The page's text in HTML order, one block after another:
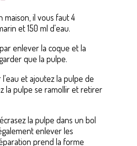
maison, il vous faut 4
et 150 ml d'eau.
enlever la coque et la
que la pulpe.
l'eau et ajoutez la pulpe de
la pulpe se ramollir et retirer
la pulpe dans un bol
enlever les
prend la forme